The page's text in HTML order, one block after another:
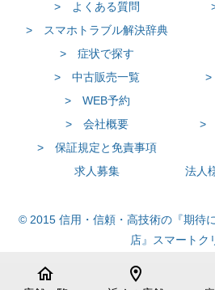
> よくある質問
> スマホトラブル解決辞典
> 症状で探す
> 中古販売一覧
>
> WEB予約
> 会社概要
>
> 保証規定と免責事項
求人募集
法人
© 2015 信用・信頼・高技術の『期待
店』スマートク
home location_on